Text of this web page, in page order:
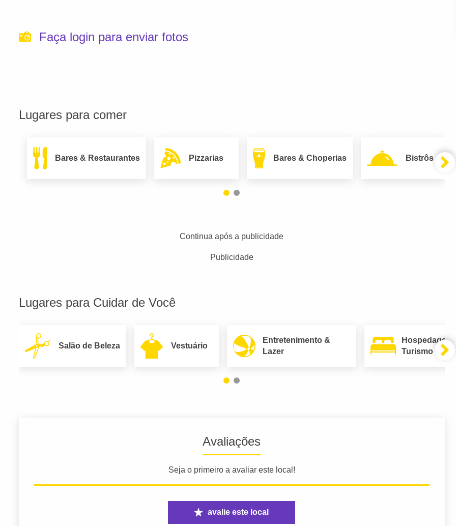
Faça login para enviar fotos
Lugares para comer
Bares & Restaurantes Pizzarias Bares & Choperias Bistrôs
Continua após a publicidade
Publicidade
Lugares para Cuidar de Você
Salão de Beleza Vestuário
Entretenimento &
Lazer
Hospedagem
Turismo
Avaliações
Seja o primeiro a avaliar este local!
avalie este local